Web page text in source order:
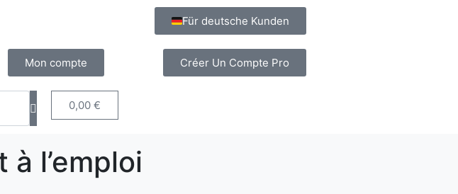
Für deutsche Kunden
Mon compte Créer Un Compte Pro
0,00 €
l’emploi